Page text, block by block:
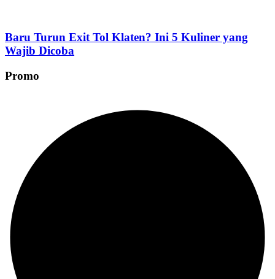
Baru Turun Exit Tol Klaten? Ini 5 Kuliner yang
Wajib Dicoba
Promo